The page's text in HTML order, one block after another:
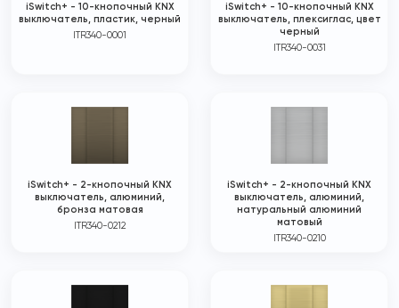
iSwitch+ - 10-кнопочный KNX
выключатель, пластик, черный
ITR340-0001
iSwitch+ - 10-кнопочный KNX
выключатель, плексиглас, цвет
черный
ITR340-0031
iSwitch+ - 2-кнопочный KNX
выключатель, алюминий,
бронза матовая
ITR340-0212
iSwitch+ - 2-кнопочный KNX
выключатель, алюминий,
натуральный алюминий
матовый
ITR340-0210